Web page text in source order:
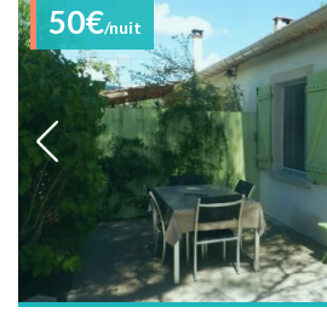
50€/nuit